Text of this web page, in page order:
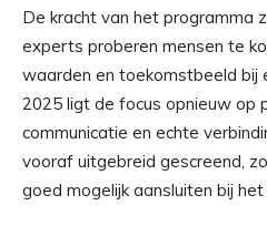
De kracht van het programma
experts proberen mensen te
waarden en toekomstbeeld bij
2025 ligt de focus opnieuw op
communicatie en echte
vooraf uitgebreid gescreend,
goed mogelijk aansluiten bij